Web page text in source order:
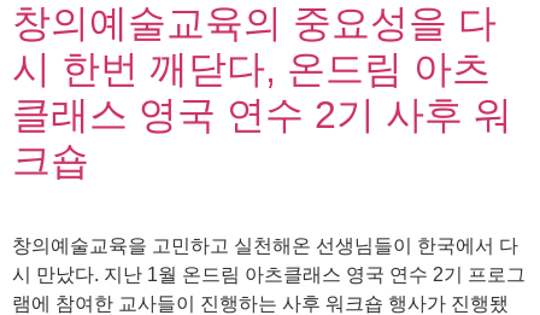
창의예술교육의 중요성을 다
시 한번 깨닫다, 온드림 아츠
클래스 영국 연수 2기 사후 워
크숍
창의예술교육을 고민하고 실천해온 선생님들이 한국에서 다
시 만났다. 지난 1월 온드림 아츠클래스 영국 연수 2기 프로그
램에 참여한 교사들이 진행하는 사후 워크숍 행사가 진행됐